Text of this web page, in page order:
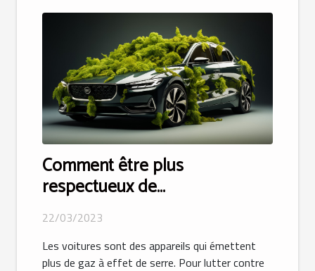
Comment être plus
respectueux de
l’environnement avec votre
voiture ?
22/03/2023
Les voitures sont des appareils qui émettent
plus de gaz à effet de serre. Pour lutter contre